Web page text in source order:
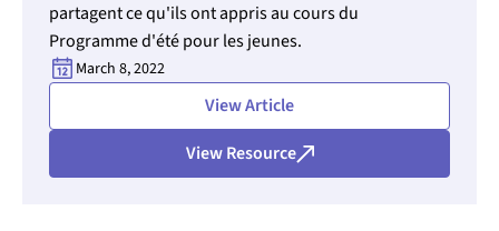
partagent ce qu'ils ont appris au cours du
Programme d'été pour les jeunes.
March 8, 2022
View Article
View Resource